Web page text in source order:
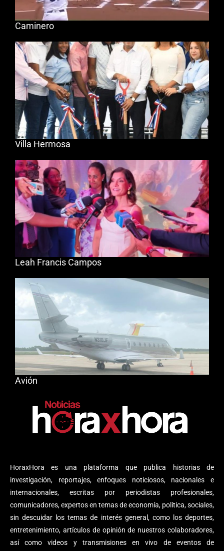
HoraxHora es una plataforma que publica historias de
investigación, reportajes, enfoques noticiosos, nacionales e
internacionales, escritas por periodistas profesionales,
comunicadores, expertos en temas de economía, política, sociales,
sin descuidar los temas de interés general, como los deportes,
entretenimiento, artículos de opinión de nuestros colaboradores,
así como videos y transmisiones en vivo de eventos de
Caminero
Villa Hermosa
Leah Francis Campos
Avión